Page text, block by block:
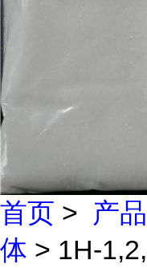
首页 > 产
体 > 1H-